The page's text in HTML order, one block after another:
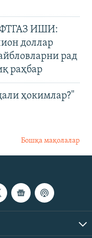
ИШИ:
доллар
рад
раҳбар
ҳокимлар?"
Бошқа мақолалар